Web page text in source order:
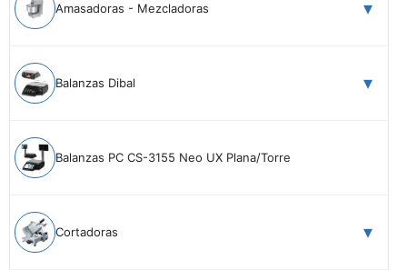
Amasadoras - Mezcladoras
Balanzas Dibal
Balanzas PC CS-3155 Neo UX Plana/Torre
Cortadoras